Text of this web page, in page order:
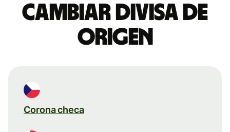
Cambiar divisa de
origen
Corona checa